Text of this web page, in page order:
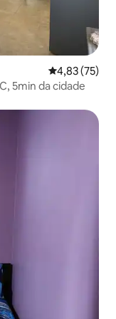
4,83 de uma
4,83 (75)
5min da cidade